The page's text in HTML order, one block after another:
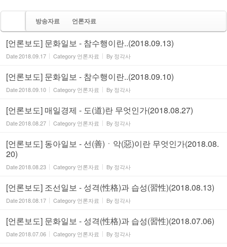
방송자료 언론자료
[언론보도] 문화일보 - 참수행이란..(2018.09.13)
Date2018.09.17 Category 언론자료 By 정각사
[언론보도] 문화일보 - 참수행이란..(2018.09.10)
Date2018.09.10 Category 언론자료 By 정각사
[언론보도] 매일경제 - 도(道)란 무엇인가(2018.08.27)
Date2018.08.27 Category 언론자료 By 정각사
[언론보도] 동아일보 - 선(善)ㆍ악(惡)이란 무엇인가(2018.08.
20)
Date2018.08.23 Category 언론자료 By 정각사
[언론보도] 조선일보 - 성격(性格)과 습성(習性)(2018.08.13)
Date2018.08.17 Category 언론자료 By 정각사
[언론보도] 문화일보 - 성격(性格)과 습성(習性)(2018.07.06)
Date2018.07.06 Category 언론자료 By 정각사